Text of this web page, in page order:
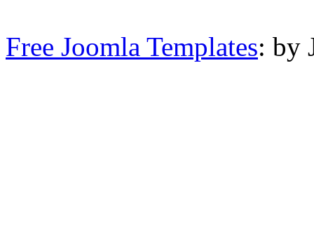
Free Joomla Templates: by